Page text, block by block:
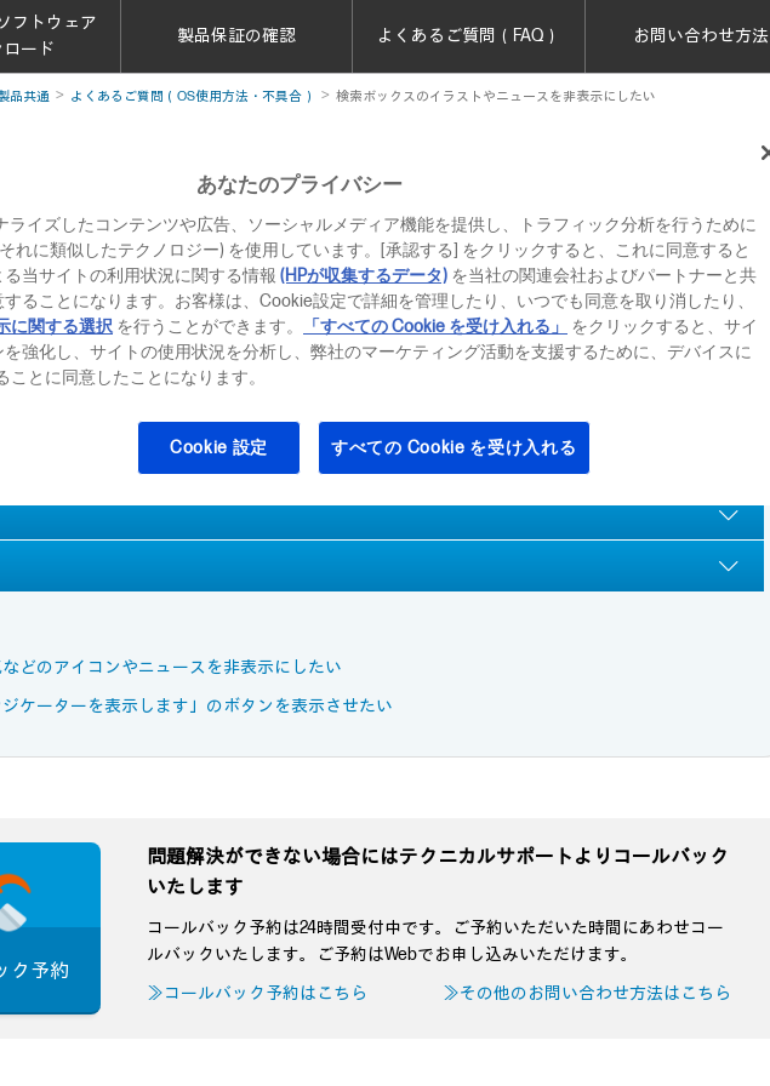
フトウェア
ロード
製品保証の確認 よくあるご質問（FAQ） お問い合わせ方法
品共通 よくあるご質問（OS使用方法・不具合） 検索ボックスのイラストやニュースを非表示にしたい
イラストやニュースを非表示にしたい
検索設定」から非表示にします。
10 / 11
スト
どのアイコンやニュースを非表示にしたい
ケーターを表示します」のボタンを表示させたい
ク予約
問題解決ができない場合にはテクニカルサポートよりコールバック
いたします
コールバック予約は24時間受付中です。ご予約いただいた時間にあわせコー
ルバックいたします。ご予約はWebでお申し込みいただけます。
≫コールバック予約はこちら
≫その他のお問い合わせ方法はこちら
あなたのプライバシー
ライズしたコンテンツや広告、ソーシャルメディア機能を提供し、トラフィック分析を行うために
れに類似したテクノロジー) を使用しています。[承認する] をクリックすると、これに同意すると
当サイトの利用状況に関する情報 (HPが収集するデータ) を当社の関連会社およびパートナーと共
ることになります。お客様は、Cookie設定で詳細を管理したり、いつでも同意を取り消したり、
に関する選択 を行うことができます。 「すべての Cookie を受け入れる」
をクリックすると、サイ
を強化し、サイトの使用状況を分析し、弊社のマーケティング活動を支援するために、デバイスに
ことに同意したことになります。
Cookie 設定 すべての Cookie を受け入れる